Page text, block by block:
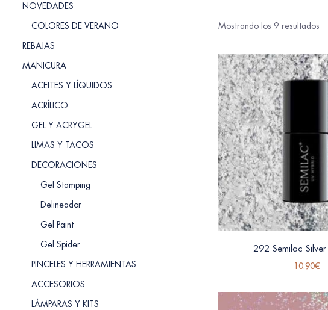
NOVEDADES
COLORES DE VERANO
REBAJAS
MANICURA
ACEITES Y LÍQUIDOS
ACRÍLICO
GEL Y ACRYGEL
LIMAS Y TACOS
DECORACIONES
Gel Stamping
Delineador
Gel Paint
Gel Spider
PINCELES Y HERRAMIENTAS
ACCESORIOS
LÁMPARAS Y KITS
Mostrando los 9 resultados
292 Semilac Silver
10.90€